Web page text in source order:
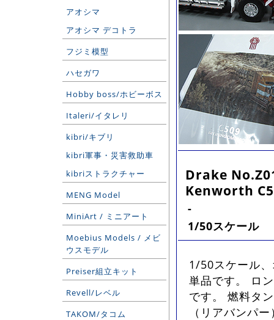
アオシマ
アオシマ デコトラ
フジミ模型
ハセガワ
Hobby boss/ホビーボス
Italeri/イタレリ
kibri/キブリ
kibri軍事・災害救助車
kibriストラクチャー
MENG Model
MiniArt / ミニアート
Moebius Models / メビ
ウスモデル
Preiser組立キット
Revell/レベル
TAKOM/タコム
Drake
Kenworth
-
1/50スケール
1/50スケール
単品です。 ロ
です。 燃料タ
（リアバンパ